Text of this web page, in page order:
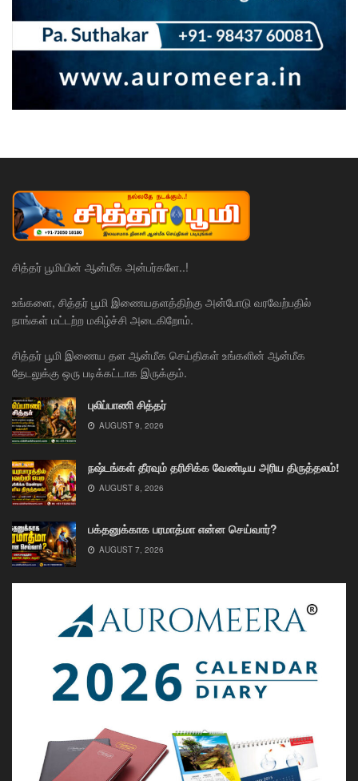
சித்தர் பூமியின் ஆன்மீக அன்பர்களே..!
உங்களை, சித்தர் பூமி இணையதளத்திற்கு அன்போடு வரவேற்பதில்
நாங்கள் மட்டற்ற மகிழ்ச்சி அடைகிறோம்.
சித்தர் பூமி இணைய தள ஆன்மீக செய்திகள் உங்களின் ஆன்மீக
தேடலுக்கு ஒரு படிக்கட்டாக இருக்கும்.
புலிப்பாணி சித்தர்
AUGUST 9, 2026
நஷ்டங்கள் தீரவும் தரிசிக்க வேண்டிய அரிய திருத்தலம்!
AUGUST 8, 2026
பக்தனுக்காக பரமாத்மா என்ன செய்வார்?
AUGUST 7, 2026